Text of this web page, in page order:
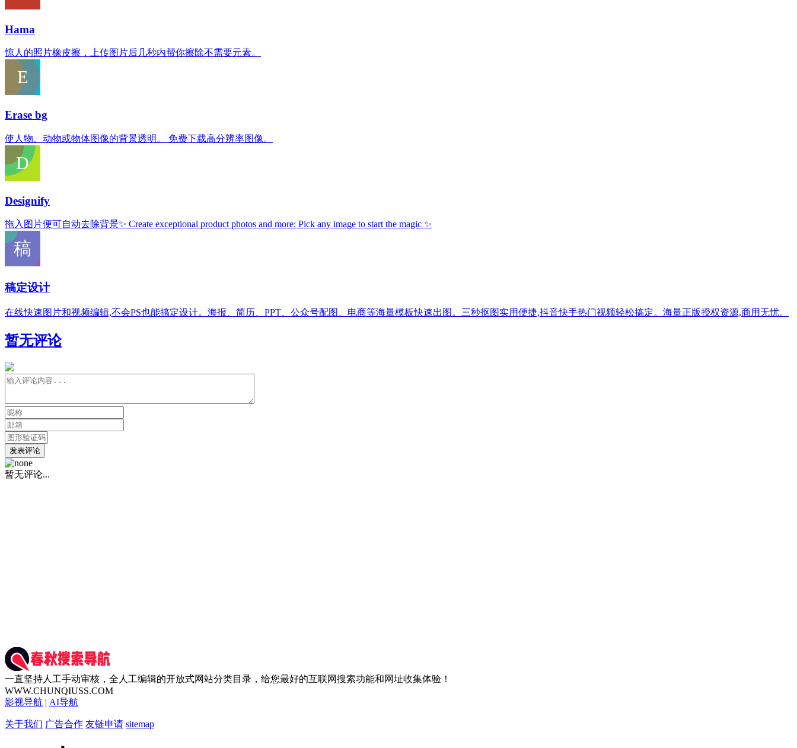
Hama
惊人的照片橡皮擦，上传图片后几秒内帮你擦除不需要元素。
Erase bg
使人物、动物或物体图像的背景透明。 免费下载高分辨率图像。
Designify
拖入图片便可自动去除背景✨ Create exceptional product photos and more: Pick any image to start the magic ✨
稿定设计
在线快速图片和视频编辑,不会PS也能搞定设计。海报、简历、PPT、公众号配图、电商等海量模板快速出图。三秒抠图实用便捷,抖音快手热门视频轻松搞定。海量正版授权资源,商用无忧。
暂无评论
发表评论
暂无评论...
一直坚持人工手动审核，全人工编辑的开放式网站分类目录，给您最好的互联网搜索功能和网址收集体验！
WWW.CHUNQIUSS.COM
影视导航 | AI导航
关于我们 广告合作 友链申请 sitemap